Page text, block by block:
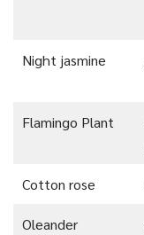
Night jasmine
Flamingo Plant
Cotton rose
Oleander